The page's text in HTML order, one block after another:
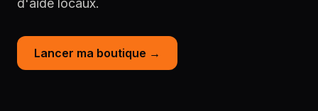
d'aide locaux.
Lancer ma boutique →